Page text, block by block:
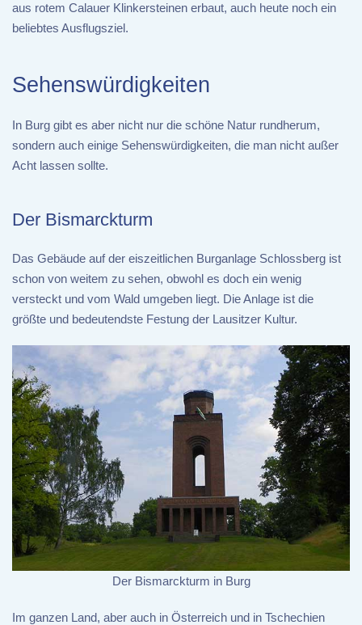
aus rotem Calauer Klinkersteinen erbaut, auch heute noch ein
beliebtes Ausflugsziel.
Sehenswürdigkeiten
In Burg gibt es aber nicht nur die schöne Natur rundherum,
sondern auch einige Sehenswürdigkeiten, die man nicht außer
Acht lassen sollte.
Der Bismarckturm
Das Gebäude auf der eiszeitlichen Burganlage Schlossberg ist
schon von weitem zu sehen, obwohl es doch ein wenig
versteckt und vom Wald umgeben liegt. Die Anlage ist die
größte und bedeutendste Festung der Lausitzer Kultur.
Der Bismarckturm in Burg
Im ganzen Land, aber auch in Österreich und in Tschechien